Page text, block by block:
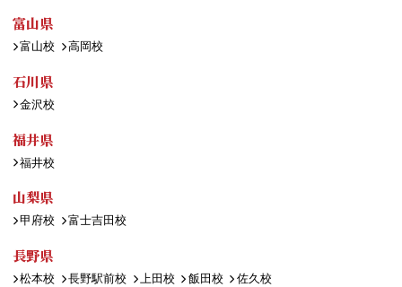
富山県
富山校 高岡校
石川県
金沢校
福井県
福井校
山梨県
甲府校 富士吉田校
長野県
松本校 長野駅前校 上田校 飯田校 佐久校